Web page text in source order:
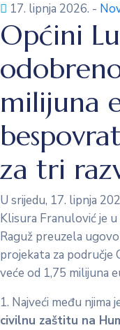
17. lipnja 2026. -
Općini
milijuna
za tri
U srijedu, 17. lipnja
Klisura Franulović je
Raguž preuzela
projekata za područje
veće od 1,75 milijuna
1. Najveći među njima
civilnu zaštitu na